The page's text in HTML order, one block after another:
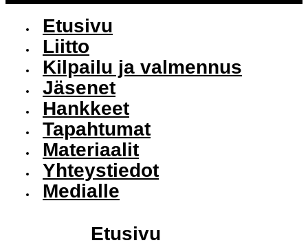
Etusivu
Liitto
Kilpailu ja valmennus
Jäsenet
Hankkeet
Tapahtumat
Materiaalit
Yhteystiedot
Medialle
Etusivu